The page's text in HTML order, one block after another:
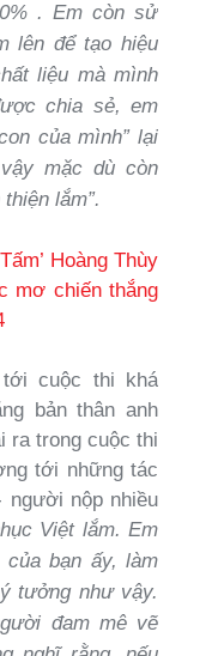
. Em còn sử
lên để tạo hiệu
liệu mà mình
chia sẻ, em
của mình” lại
mặc dù còn
lắm”.
cuộc thi khá
bản thân anh
ra trong cuộc thi
tới những tác
người nộp nhiều
Việt lắm. Em
bạn ấy, làm
tưởng như vậy.
đam mê vẽ